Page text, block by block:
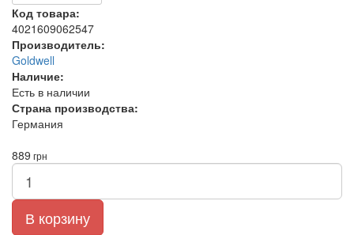
Код товара:
4021609062547
Производитель:
Goldwell
Наличие:
Есть в наличии
Страна производства:
Германия
889 грн
В корзину